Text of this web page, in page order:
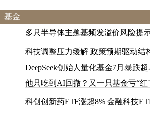
基金
多只半导体主题基频发溢价风险提
科技调整压力缓解 政策预期驱动结
DeepSeek创始人量化基金7月暴跌超
他只 吃到 AI回撤 ？ 又 一只基金亏“红
科创 创 新药ETF涨超8% 金融科技ET